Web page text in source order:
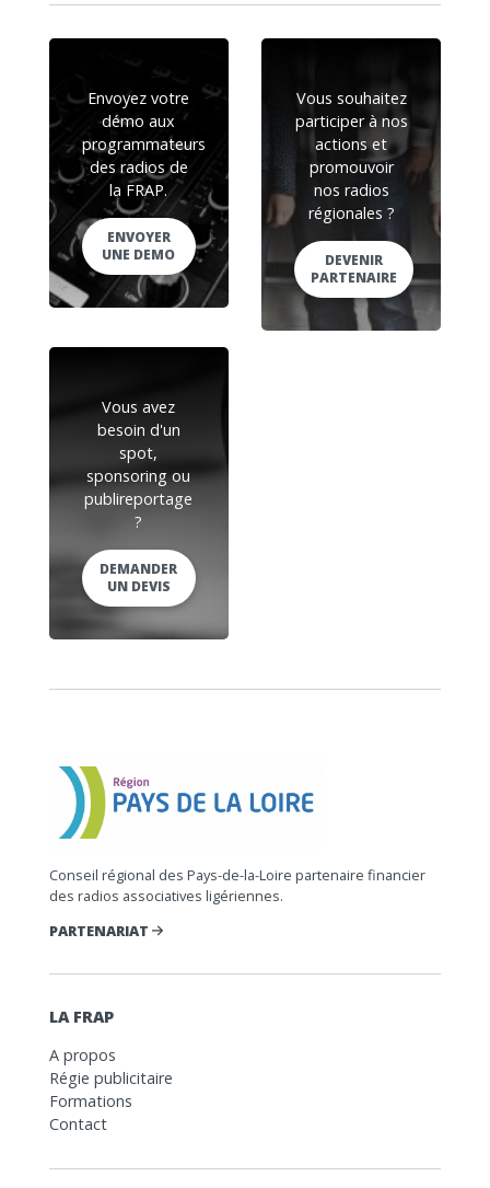
Envoyez votre
démo aux
programmateurs
des radios de
la FRAP.
ENVOYER
UNE DEMO
Vous souhaitez
participer à nos
actions et
promouvoir
nos radios
régionales ?
DEVENIR
PARTENAIRE
Vous avez
besoin d'un
spot,
sponsoring ou
publireportage
?
DEMANDER
UN DEVIS
Conseil régional des Pays-de-la-Loire partenaire financier
des radios associatives ligériennes.
PARTENARIAT
LA FRAP
A propos
Régie publicitaire
Formations
Contact